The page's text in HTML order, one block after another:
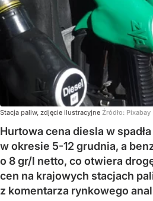
Stacja paliw, zdjęcie ilustracyjne Źródło: Pixabay
Hurtowa cena diesla w
w okresie 5-12 grudnia, a
o 8 gr/l netto, co otwiera
cen na krajowych stacjach
z komentarza rynkowego